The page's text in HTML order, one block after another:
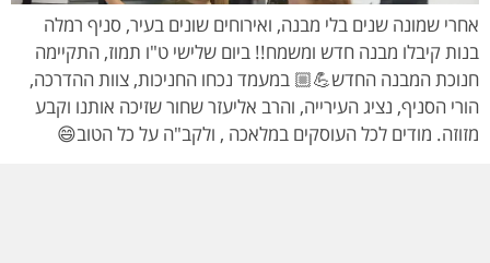
אחרי שמונה שנים בלי מבנה, ואירוחים שונים בעיר, סניף רמלה
בנות קיבלו מבנה חדש ומשמח!! ביום שלישי ט"ו תמוז, התקיימה
חנוכת המבנה החדש💪🏼 במעמד נכחו החניכות, צוות ההדרכה,
הורי הסניף, נציג העירייה, והרב אליעזר שחור שזיכה אותנו וקבע
מזוזה. מודים לכל העוסקים במלאכה , ולקב"ה על כל הטוב😄